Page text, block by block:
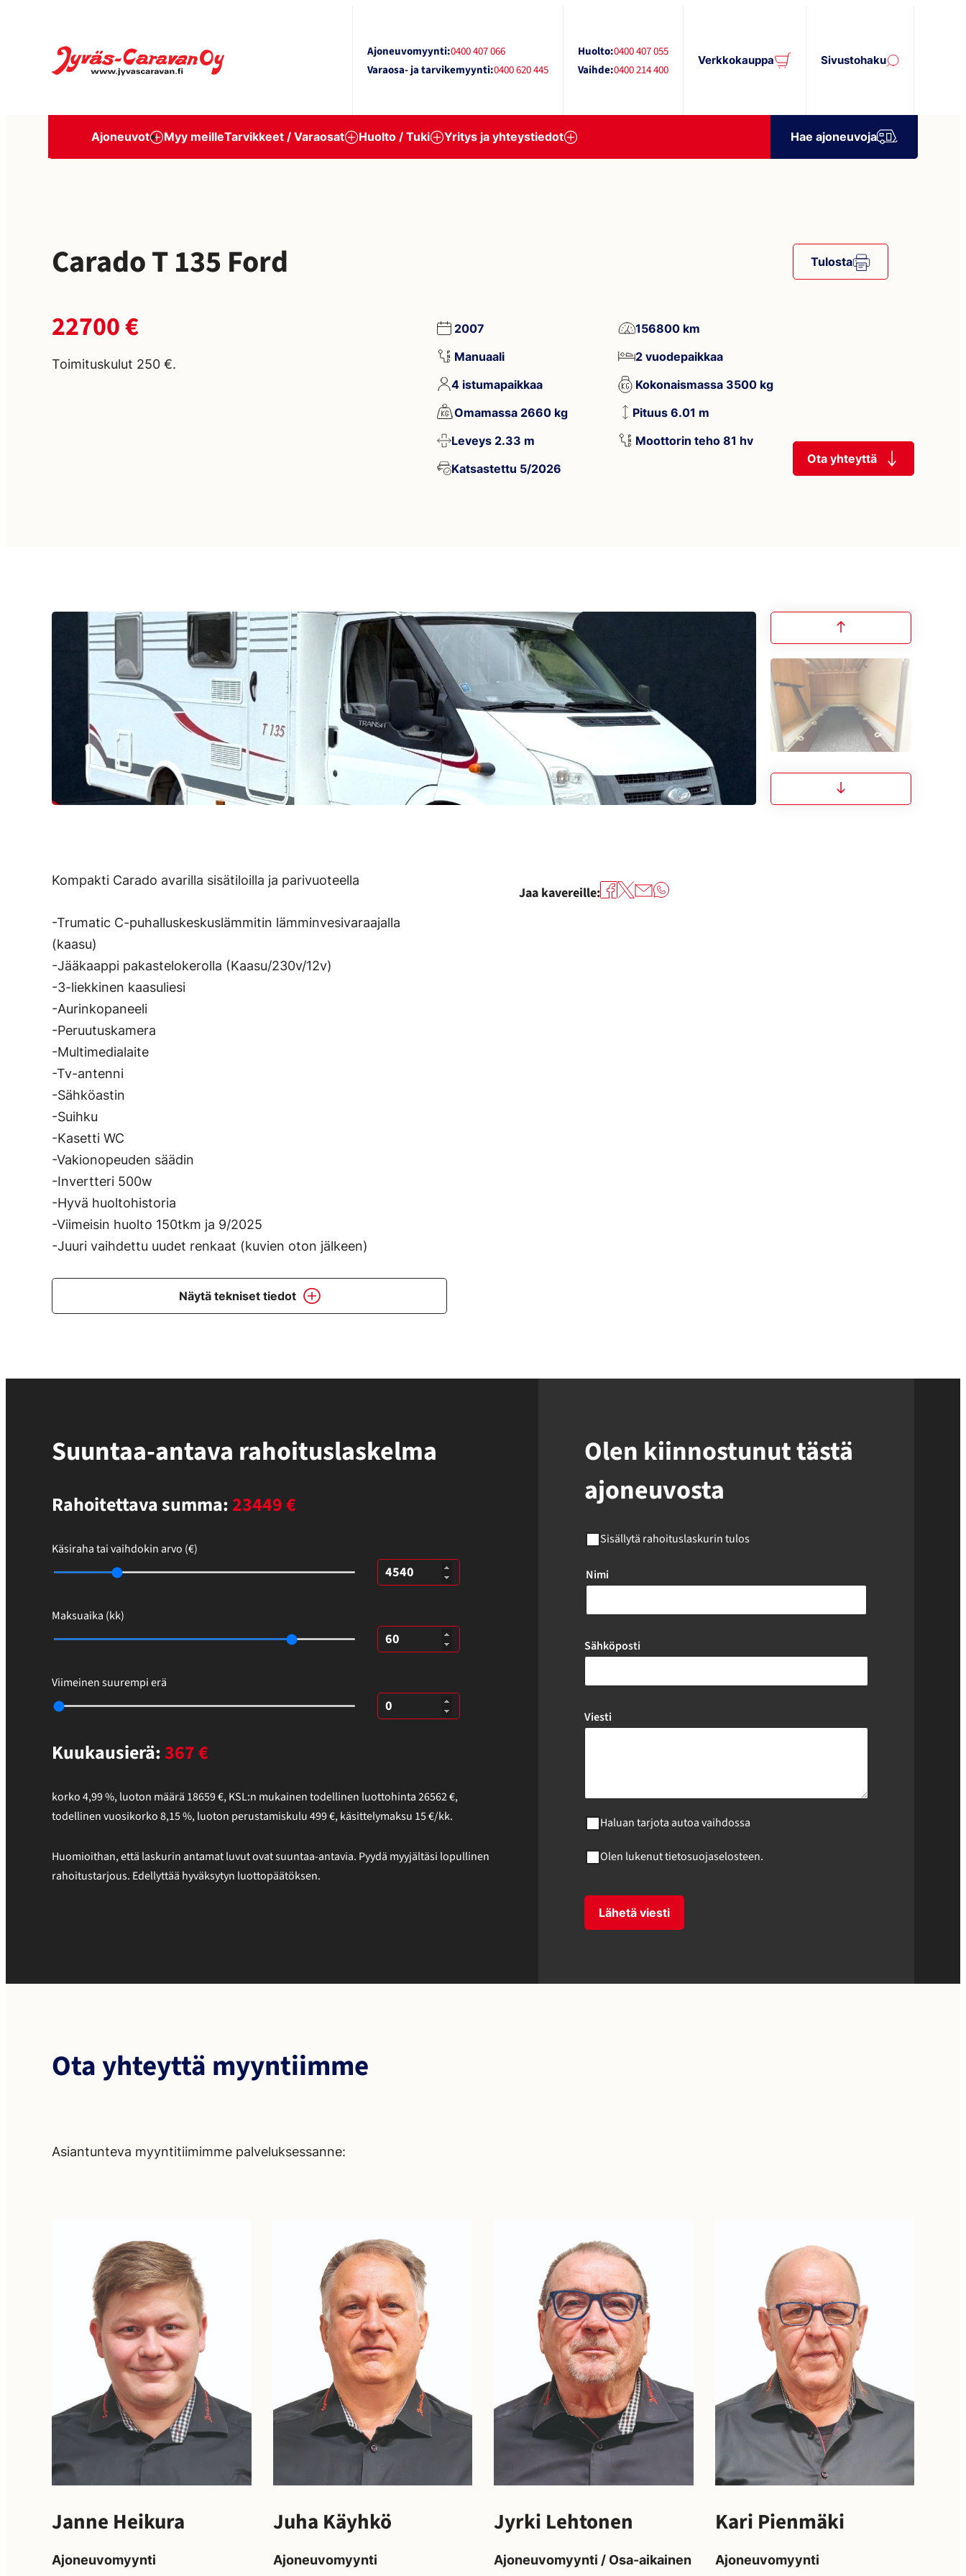
sisältöön
Jyväs-Caravan Oy Ajoneuvomyynti:0400 407 066
Varaosa- ja tarvikemyynti:0400 620 445
Huolto:0400 407 055
Vaihde:0400 214 400
Verkkokauppa Sivustohaku
Ajoneuvot Myy meilleTarvikkeet / Varaosat Huolto / Tuki Yritys ja yhteystiedot Hae ajoneuvoja
Carado T 135 Ford
22700 €
Toimituskulut 250 €.
2007
156800 km
Manuaali
2 vuodepaikkaa
4 istumapaikkaa
Kokonaismassa 3500 kg
Omamassa 2660 kg
Pituus 6.01 m
Leveys 2.33 m
Moottorin teho 81 hv
Katsastettu 5/2026
Tulosta
Ota yhteyttä
Kompakti Carado avarilla sisätiloilla ja parivuoteella
-Trumatic C-puhalluskeskuslämmitin lämminvesivaraajalla
(kaasu)
-Jääkaappi pakastelokerolla (Kaasu/230v/12v)
-3-liekkinen kaasuliesi
-Aurinkopaneeli
-Peruutuskamera
-Multimedialaite
-Tv-antenni
-Sähköastin
-Suihku
-Kasetti WC
-Vakionopeuden säädin
-Invertteri 500w
-Hyvä huoltohistoria
-Viimeisin huolto 150tkm ja 9/2025
-Juuri vaihdettu uudet renkaat (kuvien oton jälkeen)
Näytä tekniset tiedot
Jaa kavereille:
Suuntaa-antava rahoituslaskelma
Rahoitettava summa:23449 €
Käsiraha tai vaihdokin arvo (€)
Maksuaika (kk)
Viimeinen suurempi erä
Kuukausierä:367€
korko4,99%,luoton määrä 18659€,KSL:n mukainen todellinen luottohinta26562€,
todellinen vuosikorko8,15%, luoton perustamiskulu499€, käsittelymaksu 15€/kk.
Huomioithan, että laskurin antamat luvut ovat suuntaa-antavia. Pyydä myyjältäsi lopullinen
rahoitustarjous. Edellyttää hyväksytyn luottopäätöksen.
Olen kiinnostunut tästä
ajoneuvosta
Sisällytä rahoituslaskurin tulos
Nimi
Sähköposti
Viesti
Haluan tarjota autoa vaihdossa
Olen lukenut tietosuojaselosteen.
Lähetä viesti
Ota yhteyttä myyntiimme
Asiantunteva myyntitiimimme palveluksessanne:
Janne Heikura
Ajoneuvomyynti
Juha Käyhkö
Ajoneuvomyynti
Jyrki Lehtonen
Ajoneuvomyynti / Osa-aikainen
Kari Pienmäki
Ajoneuvomyynti